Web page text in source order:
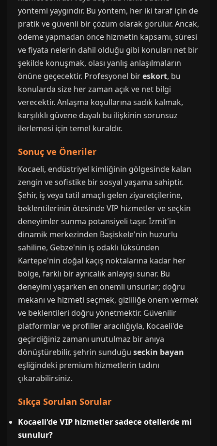
yöntemi yaygındır. Bu yöntem, her iki taraf için de
pratik ve güvenli bir çözüm olarak görülür. Ancak,
ödeme yapmadan önce hizmetin kapsamı, süresi
ve fiyata nelerin dahil olduğu gibi konuları net bir
şekilde konuşmak, olası yanlış anlaşılmaların
önüne geçecektir. Profesyonel bireskort, bu
konularda size her zaman açık ve net bilgi
verecektir. Anlaşma koşullarına sadık kalmak,
karşılıklı güvene dayalı bu ilişkinin sorunsuz
ilerlemesi için temel kuraldır.
Sonuç ve Öneriler
Kocaeli, endüstriyel kimliğinin gölgesinde kalan
zengin ve sofistike bir sosyal yaşama sahiptir.
Şehir, iş veya tatil amaçlı gelen ziyaretçilerine,
beklentilerinin ötesinde VIP hizmetler ve seçkin
deneyimler sunma potansiyeli taşır. İzmit'in
dinamik merkezinden Başiskele'nin huzurlu
sahiline, Gebze'nin iş odaklı lüksünden
Kartepe'nin doğal kaçış noktalarına kadar her
bölge, farklı bir ayrıcalık anlayışı sunar. Bu
deneyimi yaşarken en önemli unsurlar; doğru
mekanı ve hizmeti seçmek, gizliliğe önem vermek
ve beklentileri doğru yönetmektir. Güvenilir
platformlar ve profiller aracılığıyla, Kocaeli'de
geçirdiğiniz zamanı unutulmaz bir anıya
dönüştürebilir, şehrin sunduğu seckin bayan
eşliğindeki premium hizmetlerin tadını
çıkarabilirsiniz.
Sıkça Sorulan Sorular
Kocaeli'de VIP hizmetler sadece otellerde mi
sunulur?